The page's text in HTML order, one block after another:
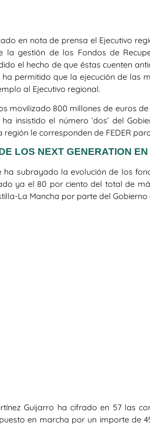
en nota de prensa el Ejecutivo
la gestión de los Fondos de
el hecho de que éstas cuenten
ha permitido que la ejecución de las
al Ejecutivo regional.
movilizado 800 millones de euros
ha insistido el número ‘dos’ del
región le corresponden de FEDER
LOS NEXT GENERATION
ha subrayado la evolución de los
ya el 80 por ciento del total de
La Mancha por parte del Gobierno
Guijarro ha cifrado en 57 las
en marcha por un importe de